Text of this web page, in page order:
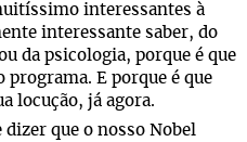
interessantes à
interessante saber, do
da psicologia, porque é que
E porque é que
locução, já agora.
dizer que o nosso Nobel